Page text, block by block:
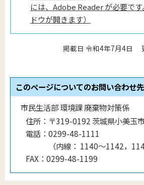
には、Adobe Reader が必要で
ドウが開きます）
掲載日 令和4年7月4日
このページについてのお問い合わせ先
市民生活部 環境課 廃棄物対策係
住所： 〒319-0192 茨城県小美玉
電話： 0299-48-1111
（内線 ： 1140〜1142，
FAX： 0299-48-1199